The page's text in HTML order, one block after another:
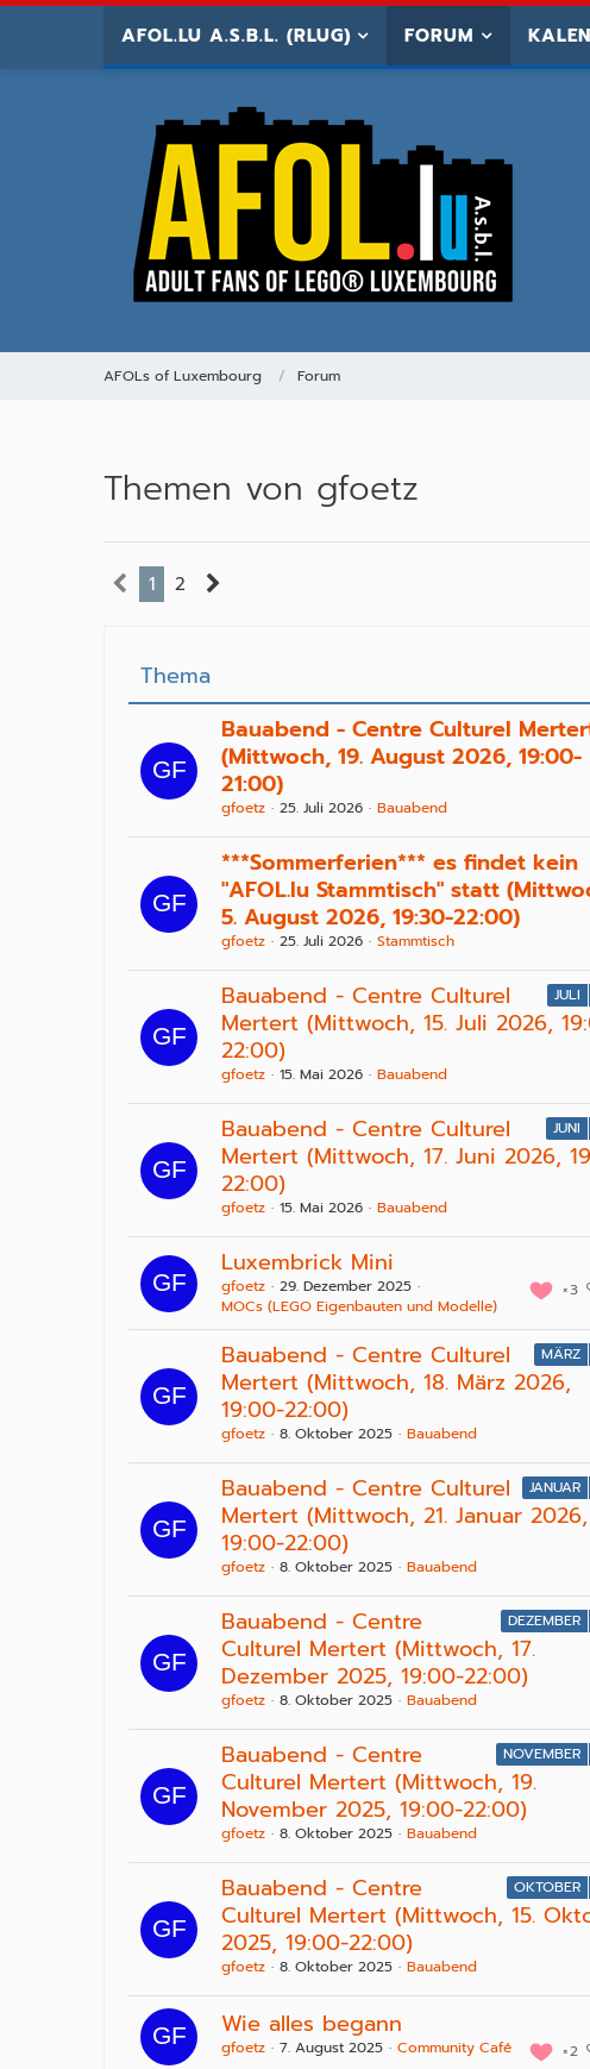
AFOL.LU A.S.B.L. (RLUG) FORUM
AFOLs of Luxembourg Forum
Themen von gfoetz
1 2
Thema
Bauabend - Centre Culturel
(Mittwoch, 19. August 2026, 19:00-
21:00)
gfoetz 25. Juli 2026 Bauabend
***Sommerferien*** es findet kein
"AFOL.lu Stammtisch" statt
5. August 2026, 19:30-22:00)
gfoetz 25. Juli 2026 Stammtisch
JULI
Bauabend - Centre Culturel
Mertert (Mittwoch, 15. Juli 2026,
22:00)
gfoetz 15. Mai 2026 Bauabend
JUNI
Bauabend - Centre Culturel
Mertert (Mittwoch, 17. Juni 2026,
22:00)
gfoetz 15. Mai 2026 Bauabend
Luxembrick Mini
3
gfoetz
29. Dezember 2025
MOCs (LEGO Eigenbauten und Modelle)
MÄRZ
Bauabend - Centre Culturel
Mertert (Mittwoch, 18. März 2026,
19:00-22:00)
gfoetz 8. Oktober 2025 Bauabend
JANUAR
Bauabend - Centre Culturel
Mertert (Mittwoch, 21. Januar 2026,
19:00-22:00)
gfoetz 8. Oktober 2025 Bauabend
DEZEMBER
Bauabend - Centre
Culturel Mertert (Mittwoch, 17.
Dezember 2025, 19:00-22:00)
gfoetz 8. Oktober 2025 Bauabend
NOVEMBER
Bauabend - Centre
Culturel Mertert (Mittwoch, 19.
November 2025, 19:00-22:00)
gfoetz 8. Oktober 2025 Bauabend
OKTOBER
Bauabend - Centre
Culturel Mertert (Mittwoch, 15.
2025, 19:00-22:00)
gfoetz 8. Oktober 2025 Bauabend
Wie alles begann
2
gfoetz 7. August 2025 Community Café